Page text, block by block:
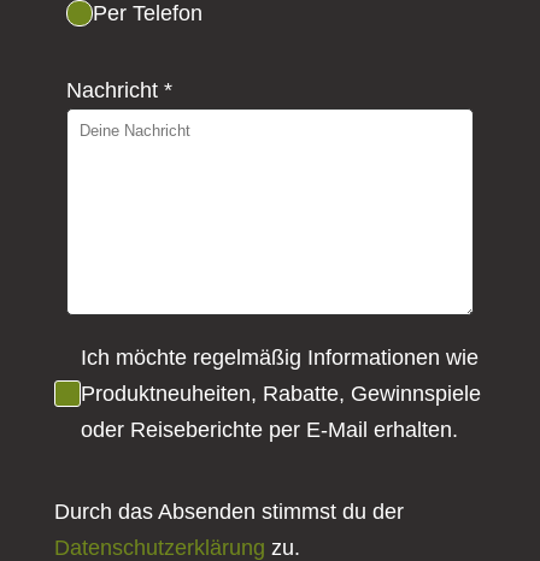
Per Telefon
Nachricht *
Ich möchte regelmäßig Informationen wie
Produktneuheiten, Rabatte, Gewinnspiele
oder Reiseberichte per E-Mail erhalten.
Durch das Absenden stimmst du der
Datenschutzerklärung zu.